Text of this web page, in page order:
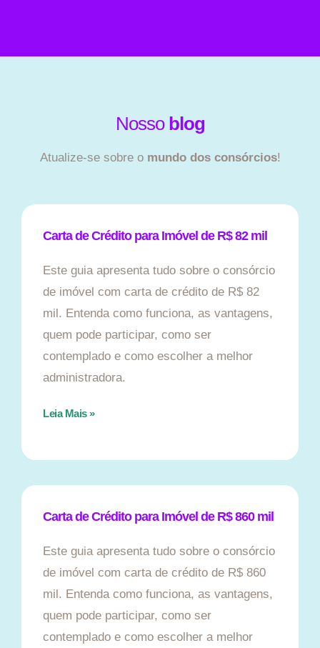
Nosso blog
Atualize-se sobre o mundo dos consórcios!
Carta de Crédito para Imóvel de R$ 82 mil
Este guia apresenta tudo sobre o consórcio
de imóvel com carta de crédito de R$ 82
mil. Entenda como funciona, as vantagens,
quem pode participar, como ser
contemplado e como escolher a melhor
administradora.
Leia Mais »
Carta de Crédito para Imóvel de R$ 860 mil
Este guia apresenta tudo sobre o consórcio
de imóvel com carta de crédito de R$ 860
mil. Entenda como funciona, as vantagens,
quem pode participar, como ser
contemplado e como escolher a melhor